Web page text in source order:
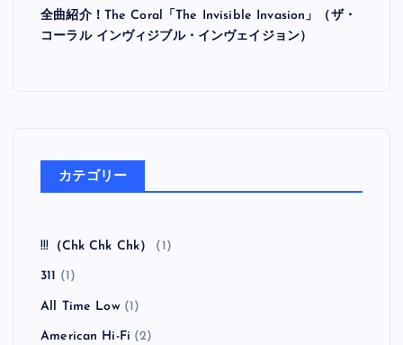
全曲紹介！The Coral「The Invisible Invasion」（ザ・
コーラル インヴィジブル・インヴェイジョン）
カテゴリー
!!!（Chk Chk Chk） (1)
311 (1)
All Time Low(1)
American Hi-Fi (2)